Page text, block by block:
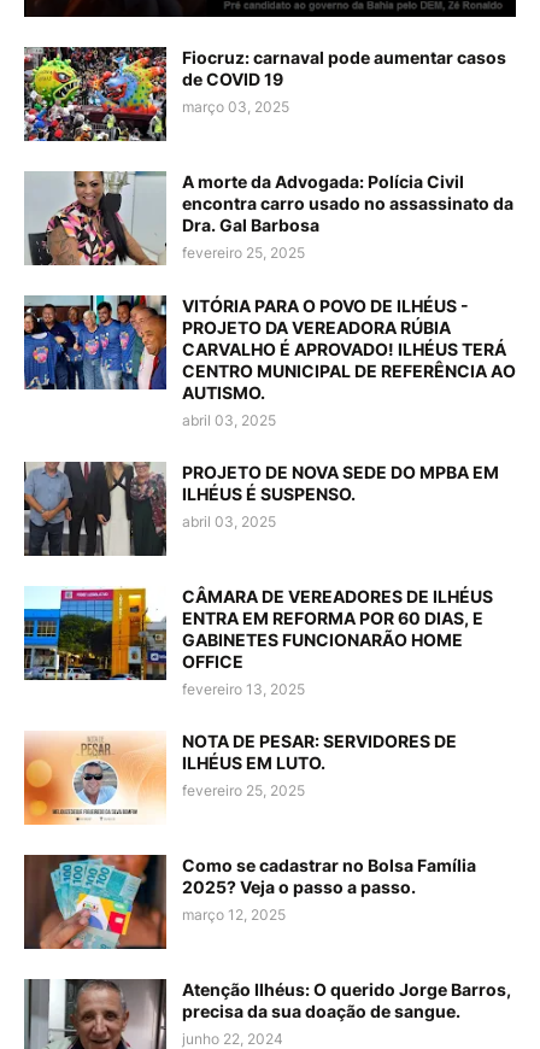
Fiocruz: carnaval pode aumentar casos
de COVID 19
março 03, 2025
A morte da Advogada: Polícia Civil
encontra carro usado no assassinato da
Dra. Gal Barbosa
fevereiro 25, 2025
VITÓRIA PARA O POVO DE ILHÉUS -
PROJETO DA VEREADORA RÚBIA
CARVALHO É APROVADO! ILHÉUS TERÁ
CENTRO MUNICIPAL DE REFERÊNCIA AO
AUTISMO.
abril 03, 2025
PROJETO DE NOVA SEDE DO MPBA EM
ILHÉUS É SUSPENSO.
abril 03, 2025
CÂMARA DE VEREADORES DE ILHÉUS
ENTRA EM REFORMA POR 60 DIAS, E
GABINETES FUNCIONARÃO HOME
OFFICE
fevereiro 13, 2025
NOTA DE PESAR: SERVIDORES DE
ILHÉUS EM LUTO.
fevereiro 25, 2025
Como se cadastrar no Bolsa Família
2025? Veja o passo a passo.
março 12, 2025
Atenção Ilhéus: O querido Jorge Barros,
precisa da sua doação de sangue.
junho 22, 2024